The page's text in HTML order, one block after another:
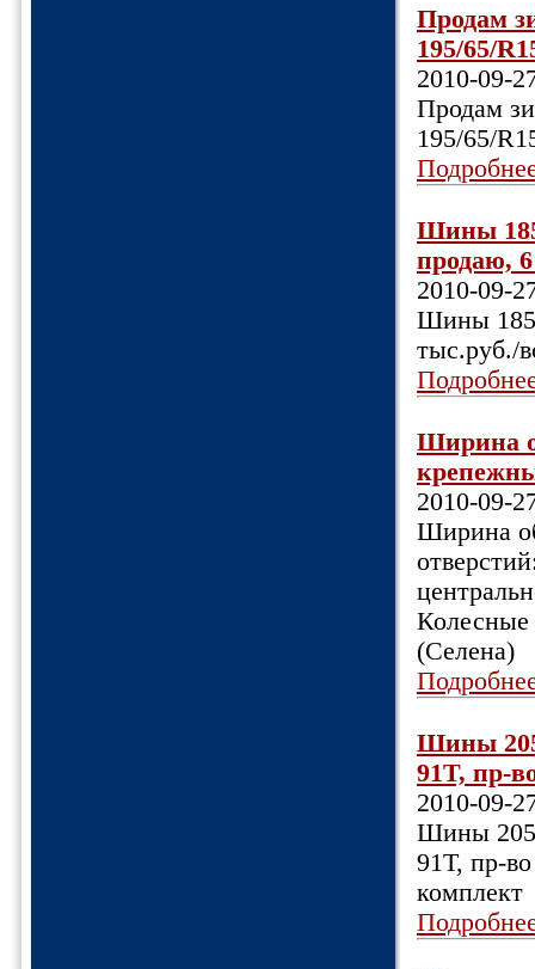
Продам
195/65/
2010-09-
Продам
195/65/
Шины
продаю,
2010-09-
Шины
тыс.руб./
Ширина
2010-09-
Ширина
Колесные
(Селена)
Шины
91Т, пр-
2010-09-
Шины
91Т, пр-
комплект